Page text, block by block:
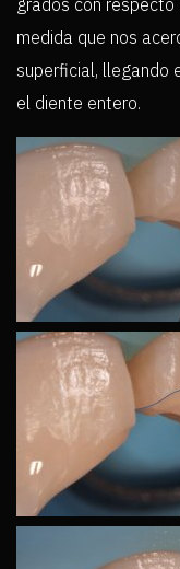
grados con
medida que nos
superficial, llegando
el diente entero.